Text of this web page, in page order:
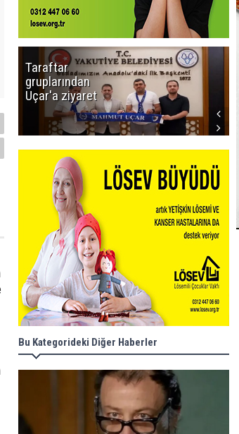
Taraftar
gruplarından
Uçar'a ziyaret
Bu Kategorideki Diğer Haberler